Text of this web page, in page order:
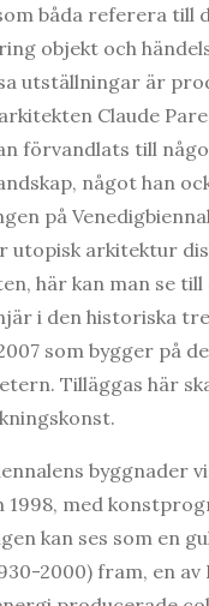
båda referera till
objekt och
utställningar är
Claude
förvandlats till
något han
på
utopisk arkitektur
här kan man se till
i den historiska
som bygger på
Tilläggas här
byggnader
1998, med
kan ses som en
2000) fram, en